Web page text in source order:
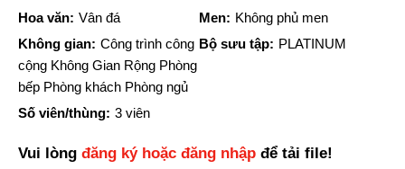
Hoa văn: Vân đá Men: Không phủ men
Không gian: Công trình công
cộng Không Gian Rộng Phòng
bếp Phòng khách Phòng ngủ
Bộ sưu tập: PLATINUM
Số viên/thùng: 3 viên
Vui lòng đăng ký hoặc đăng nhập để tải file!